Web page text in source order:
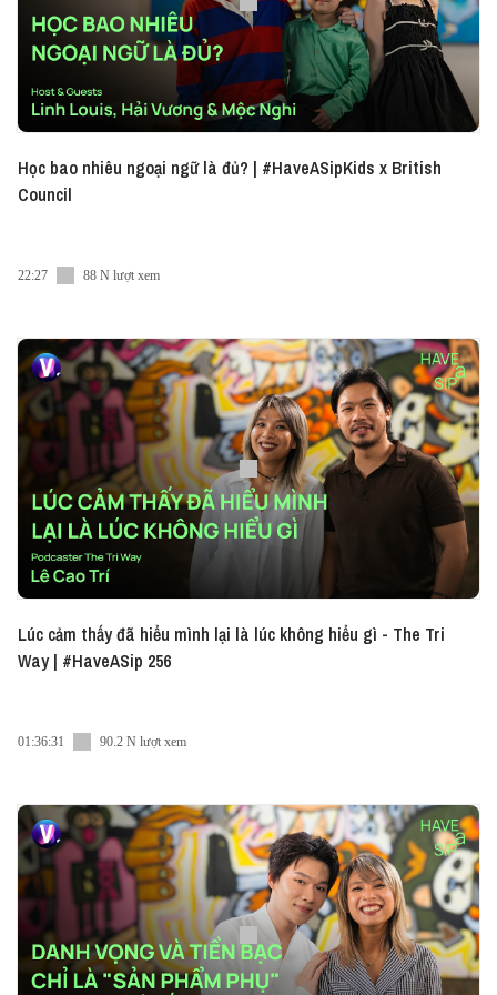
Học bao nhiêu ngoại ngữ là đủ? | #HaveASipKids x British
Council
22:27 88 N lượt xem
Lúc cảm thấy đã hiểu mình lại là lúc không hiểu gì - The Tri
Way | #HaveASip 256
01:36:31 90.2 N lượt xem